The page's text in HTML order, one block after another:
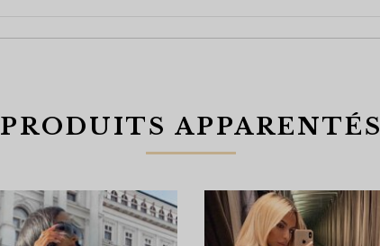
PRODUITS APPARENTÉS